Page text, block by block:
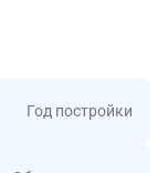
вариант для
Год постройки